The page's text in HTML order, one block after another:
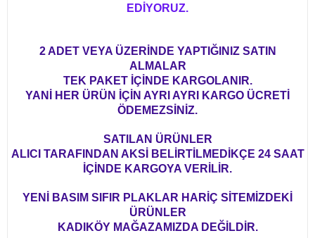
EDİYORUZ.
2 ADET VEYA ÜZERİNDE YAPTIĞINIZ SATIN
ALMALAR
TEK PAKET İÇİNDE KARGOLANIR.
YANİ HER ÜRÜN İÇİN AYRI AYRI KARGO ÜCRETİ
ÖDEMEZSİNİZ.
SATILAN ÜRÜNLER
ALICI TARAFINDAN AKSİ BELİRTİLMEDİKÇE 24 SAAT
İÇİNDE KARGOYA VERİLİR.
YENİ BASIM SIFIR PLAKLAR HARİÇ SİTEMİZDEKİ
ÜRÜNLER
KADIKÖY MAĞAZAMIZDA DEĞİLDİR.